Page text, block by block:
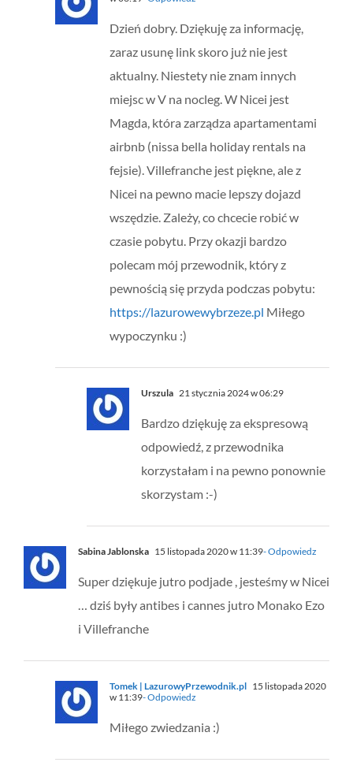
Dzień dobry. Dziękuję za informację,
zaraz usunę link skoro już nie jest
aktualny. Niestety nie znam innych
miejsc w V na nocleg. W Nicei jest
Magda, która zarządza apartamentami
airbnb (nissa bella holiday rentals na
fejsie). Villefranche jest piękne, ale z
Nicei na pewno macie lepszy dojazd
wszędzie. Zależy, co chcecie robić w
czasie pobytu. Przy okazji bardzo
polecam mój przewodnik, który z
pewnością się przyda podczas pobytu:
https://lazurowewybrzeze.pl Miłego
wypoczynku :)
Urszula 21 stycznia 2024 w 06:29
Bardzo dziękuję za ekspresową
odpowiedź, z przewodnika
korzystałam i na pewno ponownie
skorzystam :-)
Sabina Jablonska 15 listopada 2020 w 11:39- Odpowiedz
Super dziękuje jutro podjade , jesteśmy w Nicei
… dziś były antibes i cannes jutro Monako Ezo
i Villefranche
Tomek | LazurowyPrzewodnik.pl 15 listopada 2020
w 11:39- Odpowiedz
Miłego zwiedzania :)